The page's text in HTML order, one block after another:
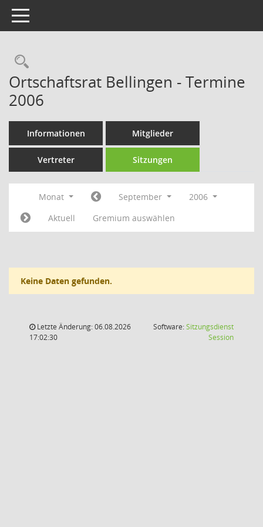
Toggle navigation
Rechercheauswahl
Ortschaftsrat Bellingen - Termine
2006
Informationen Mitglieder
Vertreter Sitzungen
Monat September
2006
Aktuell
Gremium auswählen
Keine Daten gefunden.
Letzte Änderung: 06.08.2026
17:02:30
Software:Sitzungsdienst
Session(Wird in